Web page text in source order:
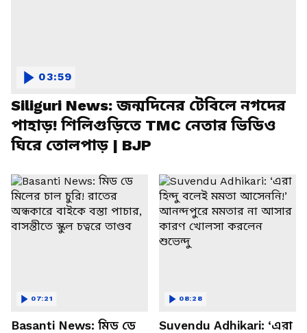
Siliguri News: জন্মদিনের টেবিলে নগদের
পাহাড়! শিলিগুড়িতে TMC নেতার ভিডিও
ঘিরে তোলপাড় | BJP
03:59
Basanti News: মিড ডে
07:21
Suvendu Adhikari: ‘এরা
08:28